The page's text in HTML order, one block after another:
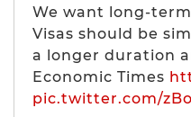
We want long-
Visas should be
a longer duration
Economic Times
pic.twitter.com/